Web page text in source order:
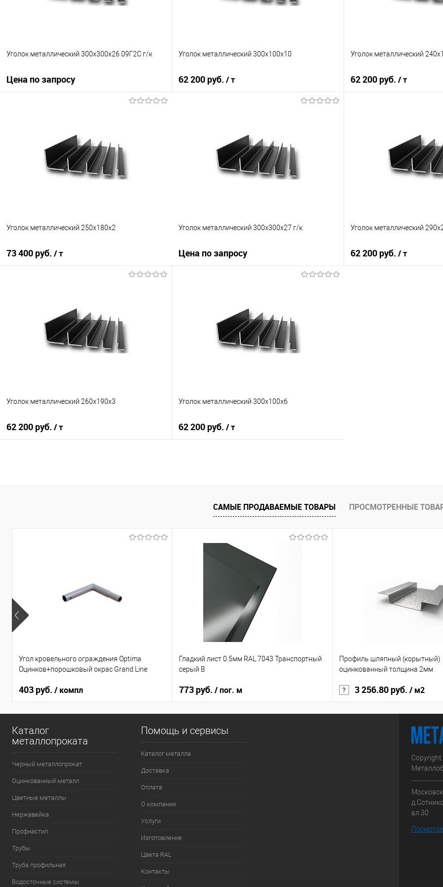
Уголок металлический 300х300х26 09Г2С г/к
Цена по запросу
Купить в 1 клик
Сравнение
В избранное
Под заказ
Уголок металлический 300х100х10
62 200 руб. / т
Купить в 1 клик
Сравнение
В избранное
Под заказ
Уголок металлический
62 200 руб. / т
Купить в 1 клик
В избранное
Уголок металлический 250х180х2
73 400 руб. / т
Купить в 1 клик
Сравнение
В избранное
Под заказ
Уголок металлический 300х300х27 г/к
Цена по запросу
Купить в 1 клик
Сравнение
В избранное
Под заказ
Уголок металлический
62 200 руб. / т
Уголок металлический 260х190х3
62 200 руб. / т
Уголок металлический 300х100х6
62 200 руб. / т
В избранное
Под заказ
САМЫЕ ПРОДАВАЕМЫЕ ТОВАРЫ ПРОСМОТРЕННЫЕ
Угол кровельного ограждения Optima
Оцинков+порошковый окрас Grand Line
403 руб. / компл
Гладкий лист 0.5мм RAL 7043 Транспортный
серый B
773 руб. / пог. м
Профиль шляпный (корытный)
оцинкованный толщина 2мм
3 256.80 руб. / м2
Каталог
металлопроката
Черный металлопрокат
Оцинкованный металл
Цветные металлы
Нержавейка
Профнастил
Трубы
Труба профильная
Водосточные системы
Помощь и сервисы
Каталог металла
Доставка
Оплата
О компании
Услуги
Изготовление
Цвета RAL
Контакты
вл.30